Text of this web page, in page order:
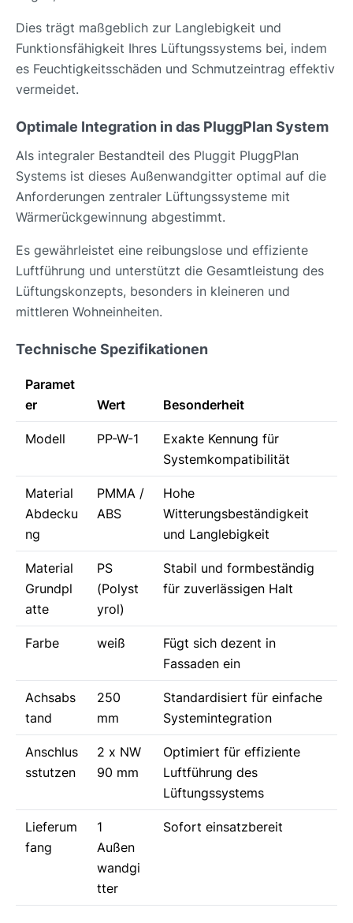
Dies trägt maßgeblich zur Langlebigkeit und
Funktionsfähigkeit Ihres Lüftungssystems bei, indem
es Feuchtigkeitsschäden und Schmutzeintrag effektiv
vermeidet.
Optimale Integration in das PluggPlan System
Als integraler Bestandteil des Pluggit PluggPlan
Systems ist dieses Außenwandgitter optimal auf die
Anforderungen zentraler Lüftungssysteme mit
Wärmerückgewinnung abgestimmt.
Es gewährleistet eine reibungslose und effiziente
Luftführung und unterstützt die Gesamtleistung des
Lüftungskonzepts, besonders in kleineren und
mittleren Wohneinheiten.
Technische Spezifikationen
Paramet
er
Wert Besonderheit
Modell PP-W-1
Exakte Kennung für
Systemkompatibilität
Material
Abdecku
ng
PMMA /
ABS
Hohe
Witterungsbeständigkeit
und Langlebigkeit
Material
Grundpl
atte
PS
(Polyst
yrol)
Stabil und formbeständig
für zuverlässigen Halt
Farbe weiß
Fügt sich dezent in
Fassaden ein
Achsabs
tand
250
mm
Standardisiert für einfache
Systemintegration
Anschlus
sstutzen
2 x NW
90 mm
Optimiert für effiziente
Luftführung des
Lüftungssystems
Lieferum
fang
1
Außen
wandgi
tter
Sofort einsatzbereit